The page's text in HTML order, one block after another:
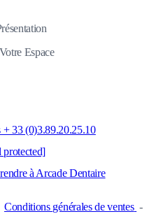
Votre Espace
+ 33 (0)3.89.20.25.10
protected]
à Arcade Dentaire
Conditions générales de ventes -